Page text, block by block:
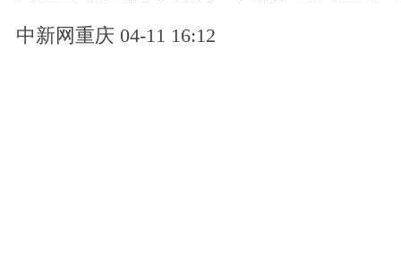
中新网重庆 04-11 16:12